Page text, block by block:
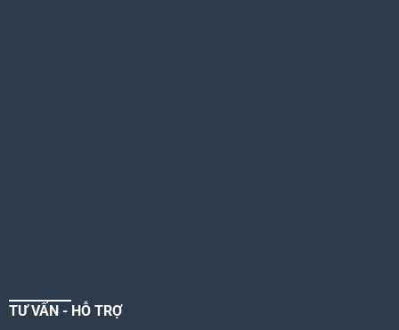
TƯ VẤN - HỖ TRỢ